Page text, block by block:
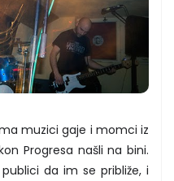
muzici gaje i momci iz
Progresa našli na bini.
da im se približe, i